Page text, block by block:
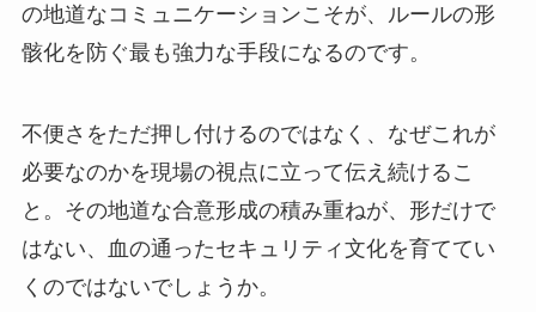
の地道なコミュニケーションこそが、ルールの形
骸化を防ぐ最も強力な手段になるのです。
不便さをただ押し付けるのではなく、なぜこれが
必要なのかを現場の視点に立って伝え続けるこ
と。その地道な合意形成の積み重ねが、形だけで
はない、血の通ったセキュリティ文化を育ててい
くのではないでしょうか。